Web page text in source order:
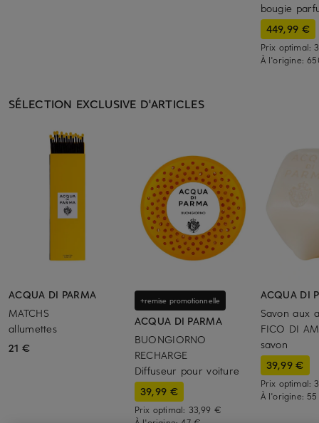
bougie
449,99 €
Prix optimal:
À l'origine:
SÉLECTION EXCLUSIVE D'ARTICLES
ACQUA DI PARMA
MATCHS
allumettes
21 €
+remise promotionnelle
ACQUA DI PARMA
BUONGIORNO
RECHARGE
Diffuseur pour voiture
39,99 €
Prix optimal: 33,99 €
ACQUA DI
Savon aux
FICO DI
savon
39,99 €
Prix optimal:
À l'origine: